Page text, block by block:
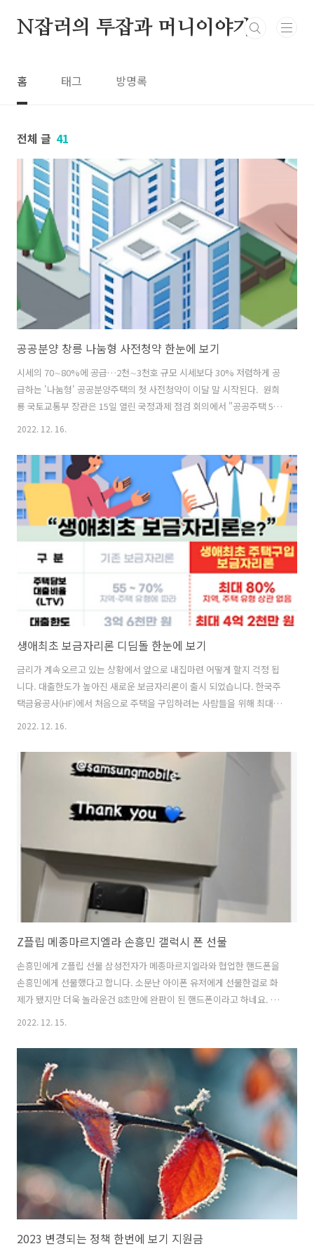
N잡러의 투잡과 머니이야기
홈 태그 방명록
전체 글 41
공공분양 창릉 나눔형 사전청약 한눈에 보기
시세의 70∼80%에 공급…2천∼3천호 규모​ 시세보다 30% 저렴하게 공
급하는 '나눔형' 공공분양주택의 첫 사전청약이 이달 말 시작된다. ​ 원희
룡 국토교통부 장관은 15일 열린 국정과제 점검 회의에서 "공공주택 50
만호를 시세의 70% 전후 가격에, 40년 전후의 장기 모기지로 공급해 무
"이달 말 사전 청약을 받기 시작한다"고 밝혔다. ​ 앞서 정부는 나눔형·선
택형·일반형으로 유형을 나눈 공공분양주택 50만호 공급 계획을 밝혔
다. ​ 이달 마지막 주 사전청약을 받는 공공분양주택은 2천∼3천호 물량이
다. ​ 고양창릉, 양정역세권, 고덕 강일3단지, 남양주진접2가 그 대상이
다. ​ 이 중 규모가 1천세대 이상으로 가장 큰 고양창릉, ..
2022. 12. 16.
생애최초 보금자리론 디딤돌 한눈에 보기
금리가 계속오르고 있는 상황에서 앞으로 내집마련 어떻게 할지 걱정 됩
니다. 대출한도가 높아진 새로운 보금자리론이 출시 되었습니다. 한국주
택금융공사(HF)에서 처음으로 주택을 구입하려는 사람들을 위해 최대 4
억 2천만원까지 대출해주는 '생애최초 보금자리론'을 출시했어요! 1. 생
유형 상관 없음 - 대출한도 3억 6천만원 최대 4억 2천만원 - 시세 5억원
아파트를 생애 처음 주택 구입 시 기존 3억 5천만원 대출 (LTV 70% 적용)
▼ 생애최초 주택구입 보금자리론 4억원 대출 (LTV 80% 적용) 2. 생애최
초 보금자리론을 이용하려면? ① LTV 80%를 적용받으려면 주택금융공
사 ‘생애최초 특례구입자금 보증’ 을 이용해야 해..
2022. 12. 16.
Z플립 메종마르지엘라 손흥민 갤럭시 폰 선물
손흥민에게 Z플립 선물 삼성전자가 메종마르지엘라와 협업한 핸드폰을
손흥민에게 선물했다고 합니다. 소문난 아이폰 유저에게 선물한걸로 화
제가 됐지만 더욱 놀라운건 8초만에 완판이 된 핸드폰이라고 하네요. 돈
을 줘도 못구하는 폰이라고 하니 대단합니다~~ 전에는 톰브라운과 협업
요.. 아이폰만 계속 사용하고 있지만 스페셜 에디션이라고 하니 구경이라
도 한번 해보고 싶네요. 100대 한정이었다고 하는데 과연 누가 당첨이 되
서 가지고 있을지 궁금합니다.
2022. 12. 15.
2023 변경되는 정책 한번에 보기 지원금